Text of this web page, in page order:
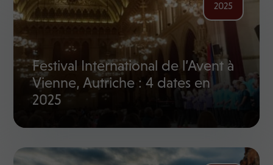
2025
Festival International de l’Avent à
Vienne, Autriche : 4 dates en
2025